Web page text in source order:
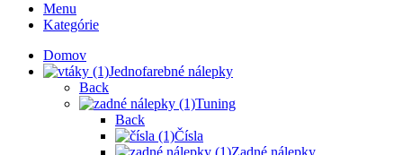
Menu
Kategórie
Domov
Jednofarebné nálepky
Back
Tuning
Back
Čísla